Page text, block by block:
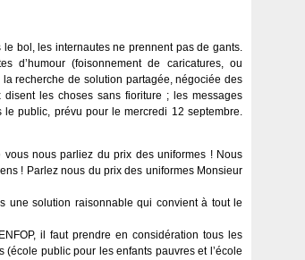
bol, les internautes ne prennent pas de gants.
d’humour (foisonnement de caricatures, ou
recherche de solution partagée, négociée des
les choses sans fioriture ; les messages
public, prévu pour le mercredi 12 septembre.
nous parliez du prix des uniformes ! Nous
! Parlez nous du prix des uniformes Monsieur
une solution raisonnable qui convient à tout le
il faut prendre en considération tous les
(école public pour les enfants pauvres et l’école